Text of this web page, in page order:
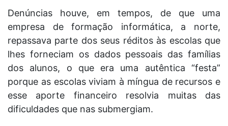
Denúncias houve, em tempos, de que uma
empresa de formação informática, a norte,
repassava parte dos seus réditos às escolas que
lhes forneciam os dados pessoais das famílias
dos alunos, o que era uma autêntica “festa”
porque as escolas viviam à míngua de recursos e
esse aporte financeiro resolvia muitas das
dificuldades que nas submergiam.